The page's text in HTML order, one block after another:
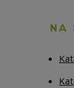
NA